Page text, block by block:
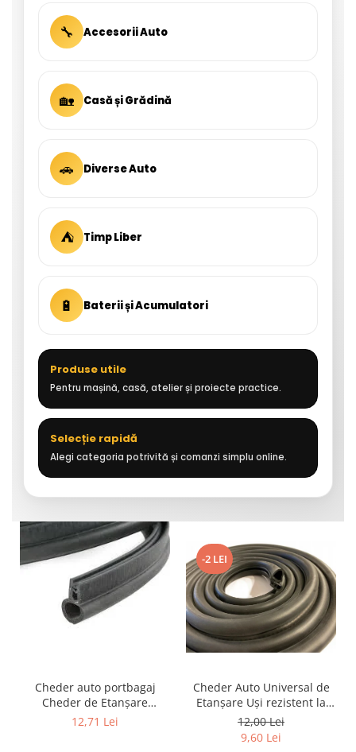
🔧 Accesorii Auto
🏡 Casă și Grădină
🚗 Diverse Auto
⛺ Timp Liber
🔋 Baterii și Acumulatori
Produse utile
Pentru mașină, casă, atelier și proiecte practice.
Selecție rapidă
Alegi categoria potrivită și comanzi simplu online.
Cheder auto portbagaj
Cheder de Etanșare
Profesional din Cauciuc -
12,71 Lei
-2 LEI
Cheder Auto Universal de
Etanșare Uși rezistent la
intemperii, raze UV,
îmbătrânire și temperaturi
12,00 Lei
9,60 Lei